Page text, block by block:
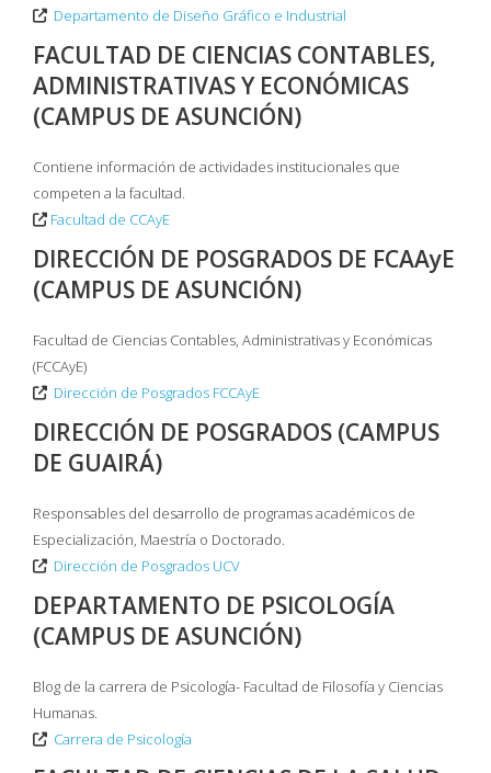
Departamento de Diseño Gráfico e Industrial
FACULTAD DE CIENCIAS CONTABLES,
ADMINISTRATIVAS Y ECONÓMICAS
(CAMPUS DE ASUNCIÓN)
Contiene información de actividades institucionales que
competen a la facultad.
Facultad de CCAyE
DIRECCIÓN DE POSGRADOS DE FCAAyE
(CAMPUS DE ASUNCIÓN)
Facultad de Ciencias Contables, Administrativas y Económicas
(FCCAyE)
Dirección de Posgrados FCCAyE
DIRECCIÓN DE POSGRADOS (CAMPUS
DE GUAIRÁ)
Responsables del desarrollo de programas académicos de
Especialización, Maestría o Doctorado.
Dirección de Posgrados UCV
DEPARTAMENTO DE PSICOLOGÍA
(CAMPUS DE ASUNCIÓN)
Blog de la carrera de Psicología- Facultad de Filosofía y Ciencias
Humanas.
Carrera de Psicología